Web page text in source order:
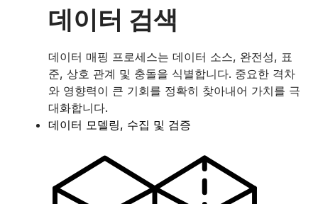
데이터 검색
데이터 매핑 프로세스는 데이터 소스, 완전성, 표
준, 상호 관계 및 충돌을 식별합니다. 중요한 격차
와 영향력이 큰 기회를 정확히 찾아내어 가치를 극
대화합니다.
데이터 모델링, 수집 및 검증